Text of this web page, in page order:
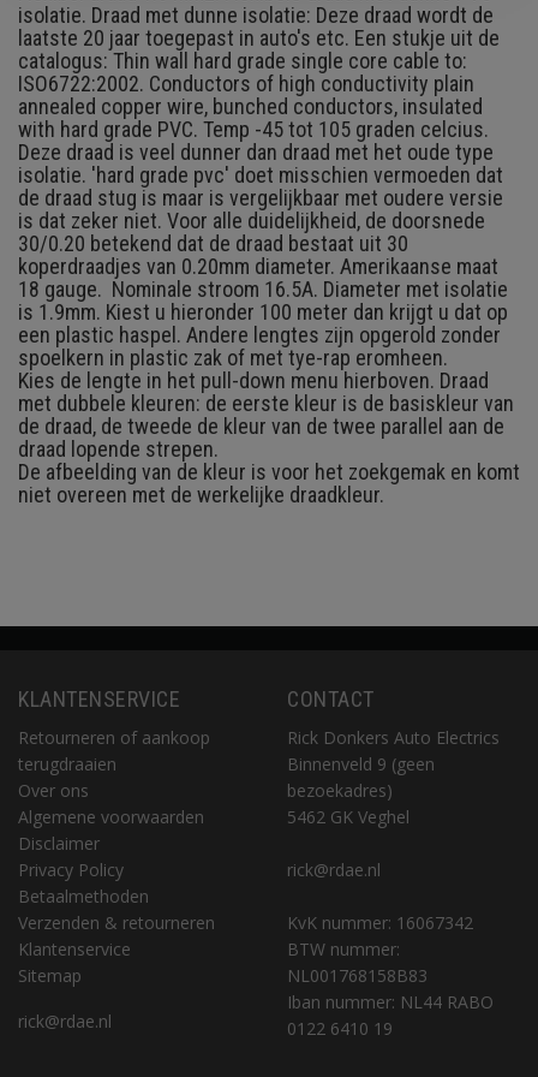
isolatie. Draad met dunne isolatie: Deze draad wordt de
laatste 20 jaar toegepast in auto's etc. Een stukje uit de
catalogus: Thin wall hard grade single core cable to:
ISO6722:2002. Conductors of high conductivity plain
annealed copper wire, bunched conductors, insulated
with hard grade PVC. Temp -45 tot 105 graden celcius.
Deze draad is veel dunner dan draad met het oude type
isolatie. 'hard grade pvc' doet misschien vermoeden dat
de draad stug is maar is vergelijkbaar met oudere versie
is dat zeker niet. Voor alle duidelijkheid, de doorsnede
30/0.20 betekend dat de draad bestaat uit 30
koperdraadjes van 0.20mm diameter. Amerikaanse maat
18 gauge. Nominale stroom 16.5A. Diameter met isolatie
is 1.9mm. Kiest u hieronder 100 meter dan krijgt u dat op
een plastic haspel. Andere lengtes zijn opgerold zonder
spoelkern in plastic zak of met tye-rap eromheen.
Kies de lengte in het pull-down menu hierboven. Draad
met dubbele kleuren: de eerste kleur is de basiskleur van
de draad, de tweede de kleur van de twee parallel aan de
draad lopende strepen.
De afbeelding van de kleur is voor het zoekgemak en komt
niet overeen met de werkelijke draadkleur.
KLANTENSERVICE
Retourneren of aankoop
terugdraaien
Over ons
Algemene voorwaarden
Disclaimer
Privacy Policy
Betaalmethoden
Verzenden & retourneren
Klantenservice
Sitemap
rick@rdae.nl
CONTACT
Rick Donkers Auto Electrics
Binnenveld 9 (geen
bezoekadres)
5462 GK Veghel
rick@rdae.nl
KvK nummer: 16067342
BTW nummer:
NL001768158B83
Iban nummer: NL44 RABO
0122 6410 19